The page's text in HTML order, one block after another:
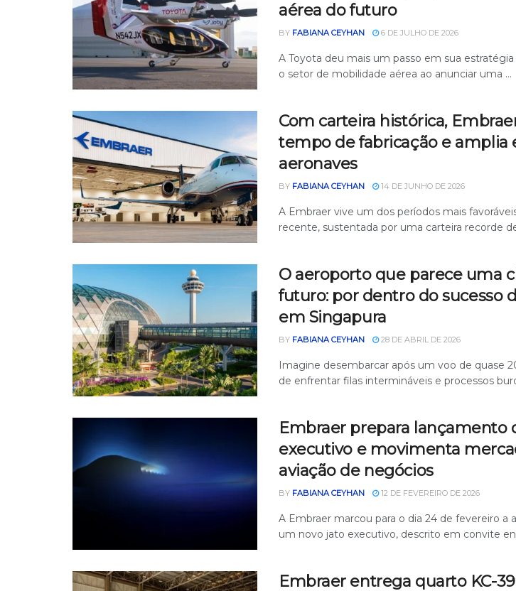
aérea do futuro
BY FABIANA CEYHAN 6 DE JULHO DE 2026
A Toyota deu mais um passo em sua estratégia
o setor de mobilidade aérea ao anunciar uma ...
Com carteira histórica,
tempo de fabricação e amplia
aeronaves
BY FABIANA CEYHAN 14 DE JUNHO DE 2026
A Embraer vive um dos períodos mais
recente, sustentada por uma carteira recorde
O aeroporto que parece uma
futuro: por dentro do sucesso
em Singapura
BY FABIANA CEYHAN 28 DE ABRIL DE 2026
Imagine desembarcar após um voo de quase
de enfrentar filas intermináveis e processos
Embraer prepara lançamento
executivo e movimenta
aviação de negócios
BY FABIANA CEYHAN 12 DE FEVEREIRO DE 2026
A Embraer marcou para o dia 24 de fevereiro a
um novo jato executivo, descrito em convite
Embraer entrega quarto KC-